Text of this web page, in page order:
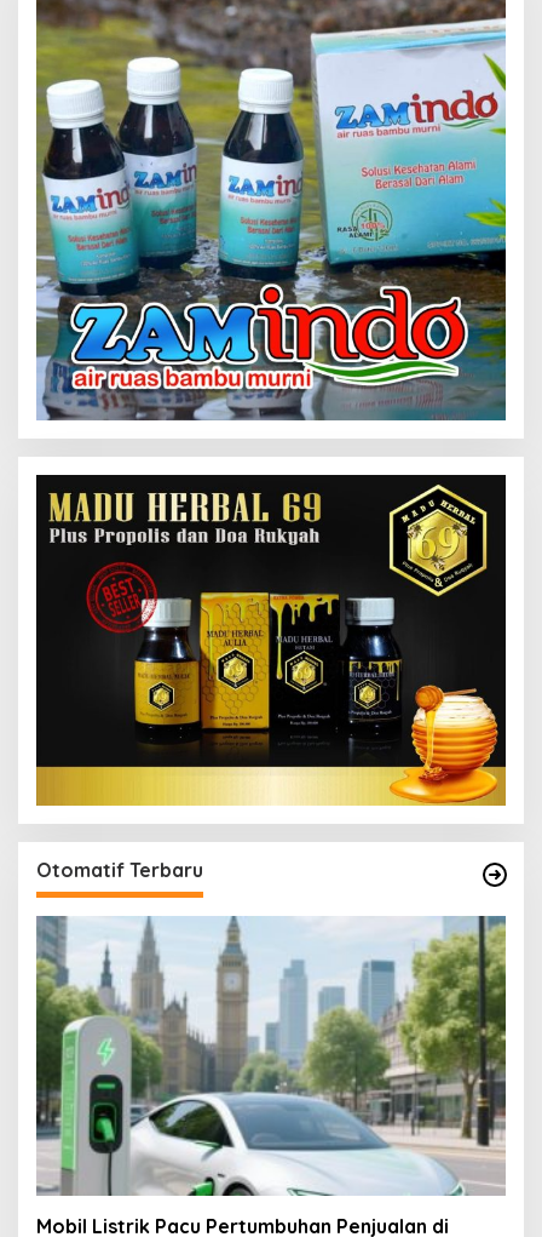
Otomatif Terbaru
Mobil Listrik Pacu Pertumbuhan Penjualan di